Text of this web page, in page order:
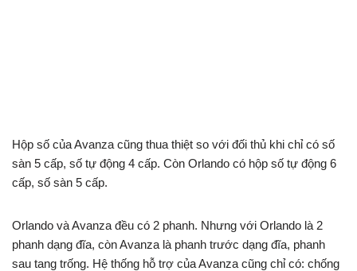
Hộp số của Avanza cũng thua thiệt so với đối thủ khi chỉ có số
sàn 5 cấp, số tự động 4 cấp. Còn Orlando có hộp số tự động 6
cấp, số sàn 5 cấp.
Orlando và Avanza đều có 2 phanh. Nhưng với Orlando là 2
phanh dạng đĩa, còn Avanza là phanh trước dạng đĩa, phanh
sau tang trống. Hệ thống hỗ trợ của Avanza cũng chỉ có: chống